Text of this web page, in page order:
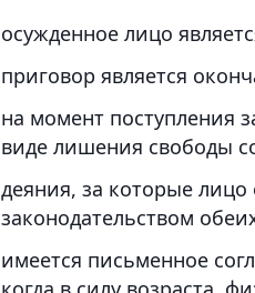
осужденное лицо
приговор является
на момент поступления
виде лишения свободы
деяния, за которые
законодательством
имеется письменное